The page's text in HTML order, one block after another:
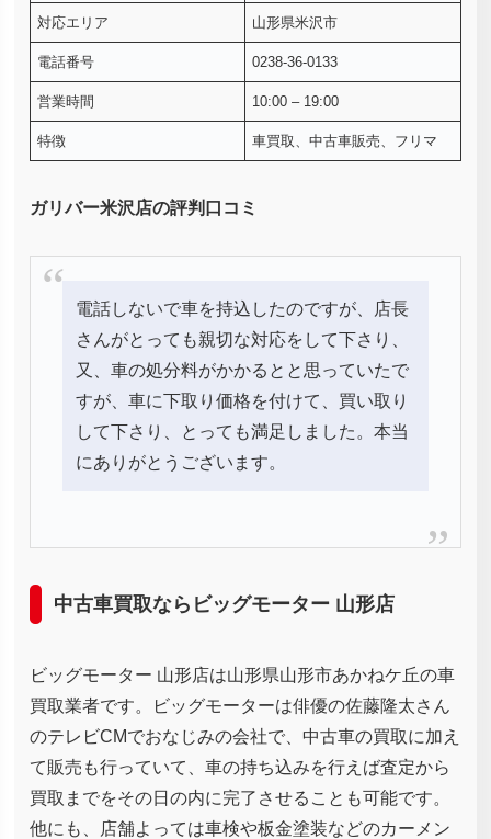
対応エリア 山形県米沢市
電話番号 0238-36-0133
営業時間 10:00 – 19:00
特徴 車買取、中古車販売、フリマ
ガリバー米沢店の評判口コミ
電話しないで車を持込したのですが、店長
さんがとっても親切な対応をして下さり、
又、車の処分料がかかるとと思っていたで
すが、車に下取り価格を付けて、買い取り
して下さり、とっても満足しました。本当
にありがとうございます。
中古車買取ならビッグモーター 山形店
ビッグモーター 山形店は山形県山形市あかねケ丘の車
買取業者です。ビッグモーターは俳優の佐藤隆太さん
のテレビCMでおなじみの会社で、中古車の買取に加え
て販売も行っていて、車の持ち込みを行えば査定から
買取までをその日の内に完了させることも可能です。
他にも、店舗よっては車検や板金塗装などのカーメン